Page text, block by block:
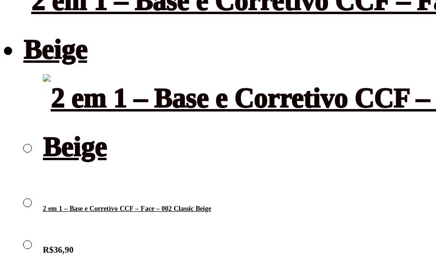
2 em 1 – Base e Corretivo CCF – Face – 002 Classic Beige
R$36,90